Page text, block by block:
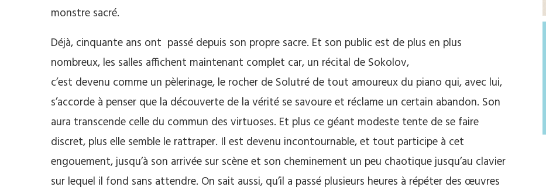
monstre sacré.
Déjà, cinquante ans ont passé depuis son propre sacre. Et son public est de plus en plus
nombreux, les salles affichent maintenant complet car, un récital de Sokolov,
c’est devenu comme un pèlerinage, le rocher de Solutré de tout amoureux du piano qui, avec lui,
s’accorde à penser que la découverte de la vérité se savoure et réclame un certain abandon. Son
aura transcende celle du commun des virtuoses. Et plus ce géant modeste tente de se faire
discret, plus elle semble le rattraper. Il est devenu incontournable, et tout participe à cet
engouement, jusqu’à son arrivée sur scène et son cheminement un peu chaotique jusqu’au clavier
sur lequel il fond sans attendre. On sait aussi, qu’il a passé plusieurs heures à répéter des œuvres